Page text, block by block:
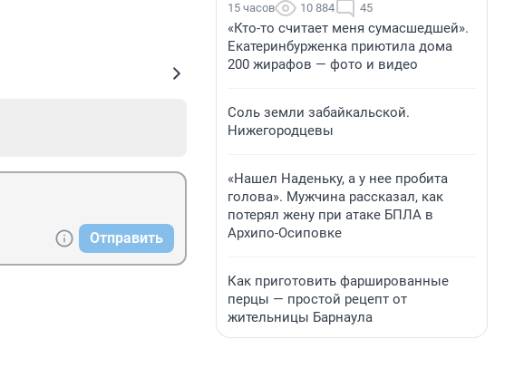
Отправить
15 часов 10 884 45
«Кто-то считает меня сумасшедшей».
Екатеринбурженка приютила дома
200 жирафов — фото и видео
Соль земли забайкальской.
Нижегородцевы
«Нашел Наденьку, а у нее пробита
голова». Мужчина рассказал, как
потерял жену при атаке БПЛА в
Архипо-Осиповке
Как приготовить фаршированные
перцы — простой рецепт от
жительницы Барнаула